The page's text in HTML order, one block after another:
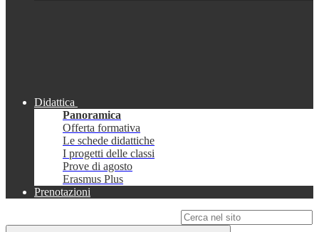
Didattica
Panoramica
Offerta formativa
Le schede didattiche
I progetti delle classi
Prove di agosto
Erasmus Plus
Prenotazioni